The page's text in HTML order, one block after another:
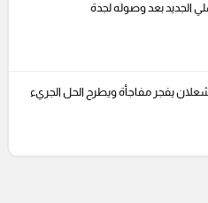
الجديد بعد وصوله لجدة
يفجر مفاجأة ويطرح الحل الجريء